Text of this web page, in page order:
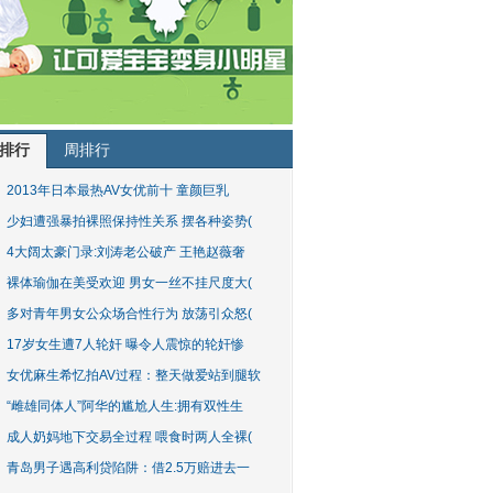
行 周排行
2013年日本最热AV女优前十 童颜巨乳
少妇遭强暴拍裸照保持性关系 摆各种姿势(
4大阔太豪门录:刘涛老公破产 王艳赵薇奢
裸体瑜伽在美受欢迎 男女一丝不挂尺度大(
多对青年男女公众场合性行为 放荡引众怒(
17岁女生遭7人轮奸 曝令人震惊的轮奸惨
女优麻生希忆拍AV过程：整天做爱站到腿软
“雌雄同体人”阿华的尴尬人生:拥有双性生
成人奶妈地下交易全过程 喂食时两人全裸(
青岛男子遇高利贷陷阱：借2.5万赔进去一